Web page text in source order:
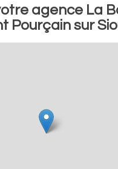
agence La
Pourçain sur